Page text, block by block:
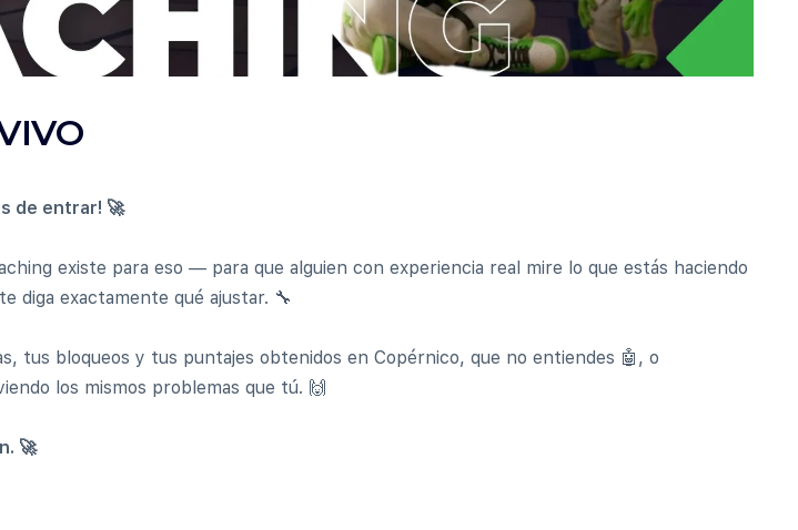
de entrar! 🚀
existe para eso — para que alguien con experiencia real mire lo que estás haciendo
diga exactamente qué ajustar. 🔧
tus bloqueos y tus puntajes obtenidos en Copérnico, que no entiendes 🤖, o
los mismos problemas que tú. 🙌
🚀